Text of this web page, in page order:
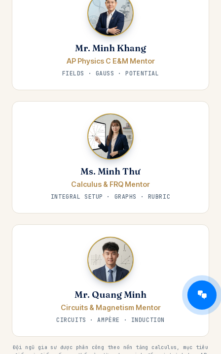
Mr. Minh Khang
AP Physics C E&M Mentor
FIELDS · GAUSS · POTENTIAL
Ms. Minh Thư
Calculus & FRQ Mentor
INTEGRAL SETUP · GRAPHS · RUBRIC
Mr. Quang Minh
Circuits & Magnetism Mentor
CIRCUITS · AMPÈRE · INDUCTION
Đội ngũ gia sư được phân công theo nền tảng calculus, mục tiêu